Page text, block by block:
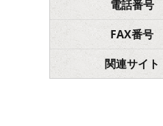
電話番号
FAX番号
関連サイト